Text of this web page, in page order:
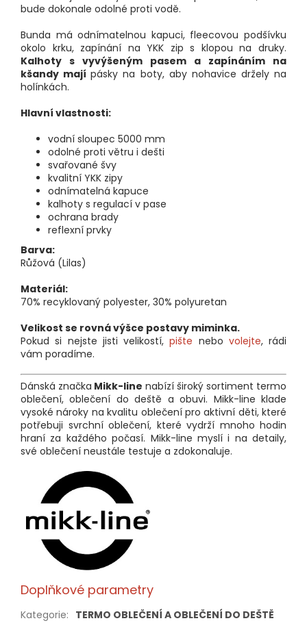
bude dokonale odolné proti vodě.
Bunda má odnímatelnou kapuci, fleecovou podšívku
okolo krku, zapínání na YKK zip s klopou na druky.
Kalhoty s vyvýšeným pasem a zapínáním na
kšandy majípásky na boty, aby nohavice držely na
holínkách.
Hlavní vlastnosti:
vodní sloupec 5000 mm
odolné proti větru i dešti
svařované švy
kvalitní YKK zipy
odnímatelná kapuce
kalhoty s regulací v pase
ochrana brady
reflexní prvky
Barva:
Růžová (Lilas)
Materiál:
70% recyklovaný polyester, 30% polyuretan
Velikost se rovná výšce postavy miminka.
Pokud si nejste jisti velikostí,pište nebo volejte, rádi
vám poradíme.
Dánská značka Mikk-line nabízí široký sortiment termo
oblečení, oblečení do deště a obuvi. Mikk-line klade
vysoké nároky na kvalitu oblečení pro aktivní děti, které
potřebuji svrchní oblečení, které vydrží mnoho hodin
hraní za každého počasí. Mikk-line myslí i na detaily,
své oblečení neustále testuje a zdokonaluje.
Doplňkové parametry
Kategorie: TERMO OBLEČENÍ A OBLEČENÍ DO DEŠTĚ